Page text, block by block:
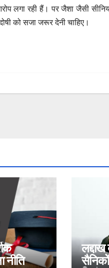
लगा रही हैं। पर जैशा जैसी
को सजा जरूर देनी चाहिए।
नीति
लद्दाख